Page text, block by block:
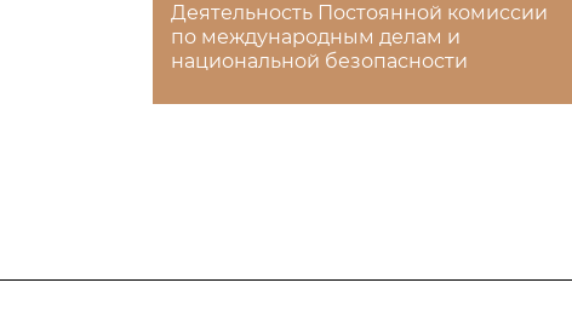
Деятельность Постоянной комиссии
по международным делам и
национальной безопасности